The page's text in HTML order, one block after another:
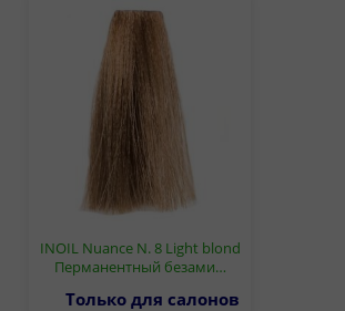
INOIL Nuance N. 8 Light blond
Перманентный безами…
Только для салонов